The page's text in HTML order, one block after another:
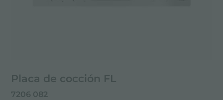
Placa de cocción FL
7206 082